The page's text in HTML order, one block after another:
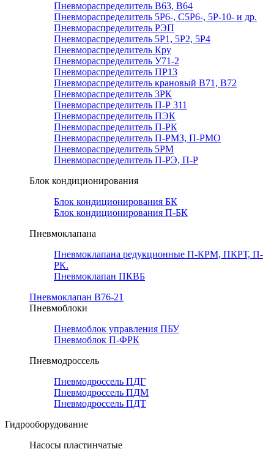
Пневмораспределитель В63, В64
Пневмораспределитель 5Р6-, С5Р6-, 5Р-10- и др.
Пневмораспределитель РЭП
Пневмораспределитель 5Р1, 5Р2, 5Р4
Пневмораспределитель Кру
Пневмораспределитель У71-2
Пневмораспределитель ПР13
Пневмораспределитель крановый В71, В72
Пневмораспределитель 3РК
Пневмораспределитель П-Р 311
Пневмораспределитель ПЭК
Пневмораспределитель П-РК
Пневмораспределитель П-РМЗ, П-РМО
Пневмораспределитель 5РМ
Пневмораспределитель П-РЭ, П-Р
Блок кондиционирования
Блок кондиционирования БК
Блок кондиционирования П-БК
Пневмоклапана
Пневмоклапана редукционные П-КРМ, ПКРТ, П-
РК.
Пневмоклапан ПКВБ
Пневмоклапан В76-21
Пневмоблоки
Пневмоблок управления ПБУ
Пневмоблок П-ФРК
Пневмодроссель
Пневмодроссель ПДГ
Пневмодроссель ПДМ
Пневмодроссель ПДТ
Гидрооборудование
Насосы пластинчатые